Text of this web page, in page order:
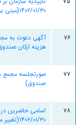
۱۴۰۲/۰۱/۳۰(مبنی بر تغییر مدیر صندوق)
۷۶
هزینه ارکان
۷۷
صندوق)
۷۸
اسامی حاضرین
۱۴۰۲/۰۱/۳۰(تغییر مدیر صندوق )